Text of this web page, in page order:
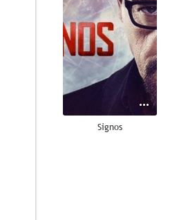
Signos